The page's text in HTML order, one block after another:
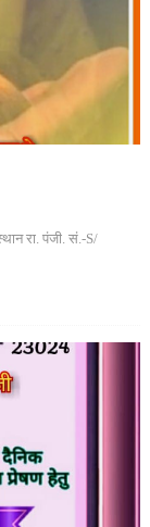
रा. पंजी. सं.-S/